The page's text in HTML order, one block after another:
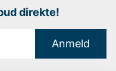
direkte!
Anmeld